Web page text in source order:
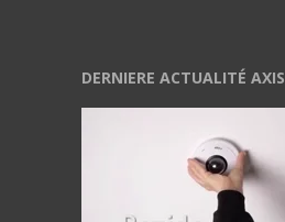
DERNIERE ACTUALITÉ AXIS